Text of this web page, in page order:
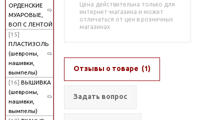
ОРДЕНСКИЕ
МУАРОВЫЕ,
ВОП С ЛЕНТОЙ
[15]
ПЛАСТИЗОЛЬ
(шевроны,
нашивки,
вымпелы)
[16] ВЫШИВКА
(шевроны,
нашивки,
вымпелы)
Цена действительна только для
интернет-магазина и может
отличаться от цен в розничных
магазинах
Отзывы о товаре (1)
Задать вопрос